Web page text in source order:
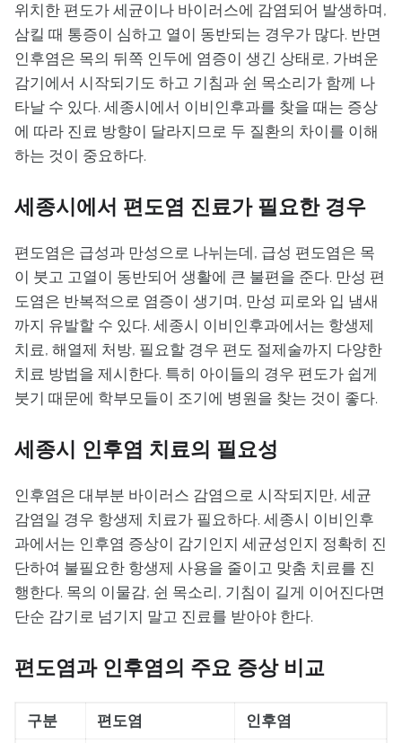
위치한 편도가 세균이나 바이러스에 감염되어 발생하며,
삼킬 때 통증이 심하고 열이 동반되는 경우가 많다. 반면
인후염은 목의 뒤쪽 인두에 염증이 생긴 상태로, 가벼운
감기에서 시작되기도 하고 기침과 쉰 목소리가 함께 나
타날 수 있다. 세종시에서 이비인후과를 찾을 때는 증상
에 따라 진료 방향이 달라지므로 두 질환의 차이를 이해
하는 것이 중요하다.
세종시에서 편도염 진료가 필요한 경우
편도염은 급성과 만성으로 나뉘는데, 급성 편도염은 목
이 붓고 고열이 동반되어 생활에 큰 불편을 준다. 만성 편
도염은 반복적으로 염증이 생기며, 만성 피로와 입 냄새
까지 유발할 수 있다. 세종시 이비인후과에서는 항생제
치료, 해열제 처방, 필요할 경우 편도 절제술까지 다양한
치료 방법을 제시한다. 특히 아이들의 경우 편도가 쉽게
붓기 때문에 학부모들이 조기에 병원을 찾는 것이 좋다.
세종시 인후염 치료의 필요성
인후염은 대부분 바이러스 감염으로 시작되지만, 세균
감염일 경우 항생제 치료가 필요하다. 세종시 이비인후
과에서는 인후염 증상이 감기인지 세균성인지 정확히 진
단하여 불필요한 항생제 사용을 줄이고 맞춤 치료를 진
행한다. 목의 이물감, 쉰 목소리, 기침이 길게 이어진다면
단순 감기로 넘기지 말고 진료를 받아야 한다.
편도염과 인후염의 주요 증상 비교
구분 편도염
인후염